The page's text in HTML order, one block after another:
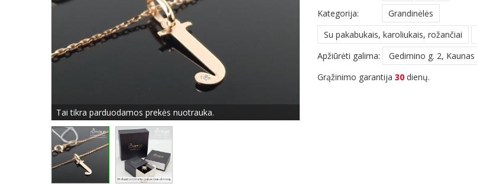
Tai tikra parduodamos prekės nuotrauka.
Kategorija:
Grandinėlės
Su pakabukais, karoliukais, rožančiai
Apžiūrėti galima:
Gedimino g. 2, Kaunas
Grąžinimo garantija 30 dienų.